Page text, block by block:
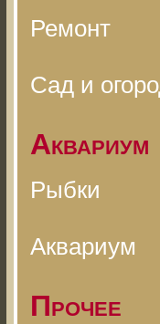
Ремонт
Сад и
Аквариум
Рыбки
Аквариум
Прочее